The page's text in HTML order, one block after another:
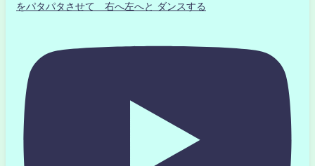
をパタパタさせて 右へ左へと ダンスする